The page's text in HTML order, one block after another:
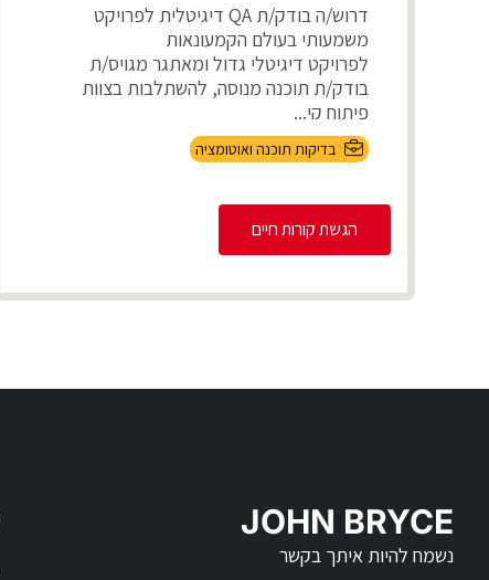
דרוש/ה בודק/ת QA דיגיטלית לפרויקט
משמעותי בעולם הקמעונאות
לפרויקט דיגיטלי גדול ומאתגר מגויס/ת
בודק/ת תוכנה מנוסה, להשתלבות בצוות
פיתוח קי...
בדיקות תוכנה ואוטומציה
הגשת קורות חיים
JOHN BRYCE
נשמח להיות איתך בקשר